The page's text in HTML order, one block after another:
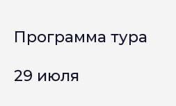
Программа тура
29 июля